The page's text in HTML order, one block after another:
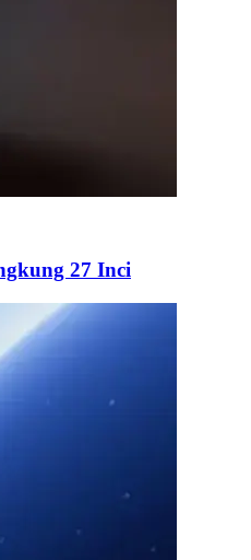
27 Inci